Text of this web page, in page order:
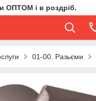
ОПТОМ і в роздріб.
01-00. Разьєми